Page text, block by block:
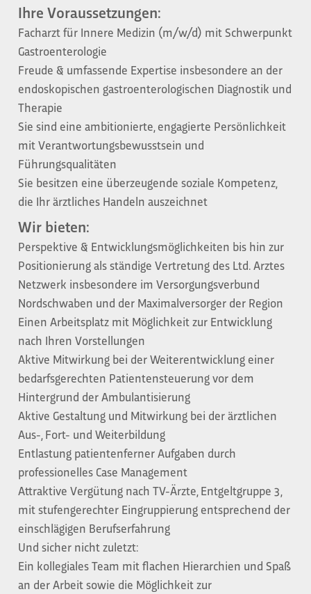
Ihre Voraussetzungen:
Facharzt für Innere Medizin (m/w/d) mit Schwerpunkt
Gastroenterologie
Freude & umfassende Expertise insbesondere an der
endoskopischen gastroenterologischen Diagnostik und
Therapie
Sie sind eine ambitionierte, engagierte Persönlichkeit
mit Verantwortungsbewusstsein und
Führungsqualitäten
Sie besitzen eine überzeugende soziale Kompetenz,
die Ihr ärztliches Handeln auszeichnet
Wir bieten:
Perspektive & Entwicklungsmöglichkeiten bis hin zur
Positionierung als ständige Vertretung des Ltd. Arztes
Netzwerk insbesondere im Versorgungsverbund
Nordschwaben und der Maximalversorger der Region
Einen Arbeitsplatz mit Möglichkeit zur Entwicklung
nach Ihren Vorstellungen
Aktive Mitwirkung bei der Weiterentwicklung einer
bedarfsgerechten Patientensteuerung vor dem
Hintergrund der Ambulantisierung
Aktive Gestaltung und Mitwirkung bei der ärztlichen
Aus-, Fort- und Weiterbildung
Entlastung patientenferner Aufgaben durch
professionelles Case Management
Attraktive Vergütung nach TV-Ärzte, Entgeltgruppe 3,
mit stufengerechter Eingruppierung entsprechend der
einschlägigen Berufserfahrung
Und sicher nicht zuletzt:
Ein kollegiales Team mit flachen Hierarchien und Spaß
an der Arbeit sowie die Möglichkeit zur